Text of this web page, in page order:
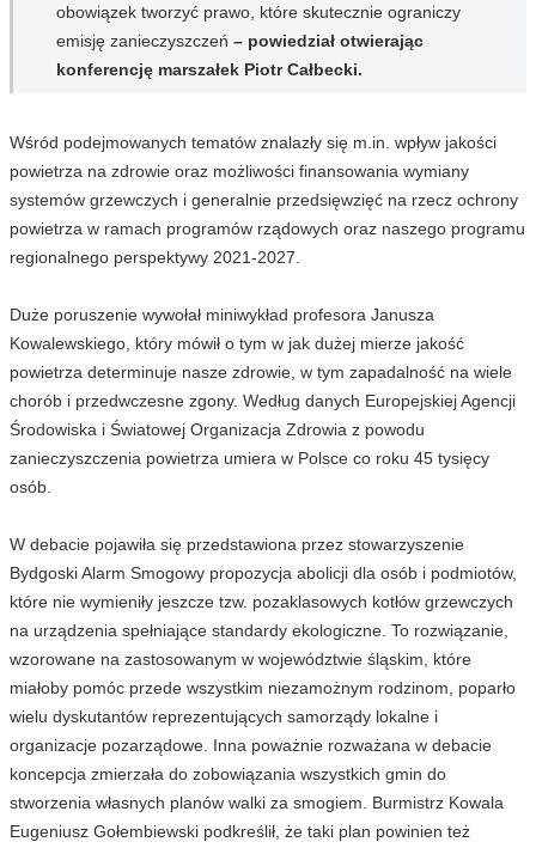
obowiązek tworzyć prawo, które skutecznie ograniczy
emisję zanieczyszczeń – powiedział otwierając
konferencję marszałek Piotr Całbecki.
Wśród podejmowanych tematów znalazły się m.in. wpływ jakości
powietrza na zdrowie oraz możliwości finansowania wymiany
systemów grzewczych i generalnie przedsięwzięć na rzecz ochrony
powietrza w ramach programów rządowych oraz naszego programu
regionalnego perspektywy 2021-2027.
Duże poruszenie wywołał miniwykład profesora Janusza
Kowalewskiego, który mówił o tym w jak dużej mierze jakość
powietrza determinuje nasze zdrowie, w tym zapadalność na wiele
chorób i przedwczesne zgony. Według danych Europejskiej Agencji
Środowiska i Światowej Organizacja Zdrowia z powodu
zanieczyszczenia powietrza umiera w Polsce co roku 45 tysięcy
osób.
W debacie pojawiła się przedstawiona przez stowarzyszenie
Bydgoski Alarm Smogowy propozycja abolicji dla osób i podmiotów,
które nie wymieniły jeszcze tzw. pozaklasowych kotłów grzewczych
na urządzenia spełniające standardy ekologiczne. To rozwiązanie,
wzorowane na zastosowanym w województwie śląskim, które
miałoby pomóc przede wszystkim niezamożnym rodzinom, poparło
wielu dyskutantów reprezentujących samorządy lokalne i
organizacje pozarządowe. Inna poważnie rozważana w debacie
koncepcja zmierzała do zobowiązania wszystkich gmin do
stworzenia własnych planów walki za smogiem. Burmistrz Kowala
Eugeniusz Gołembiewski podkreślił, że taki plan powinien też